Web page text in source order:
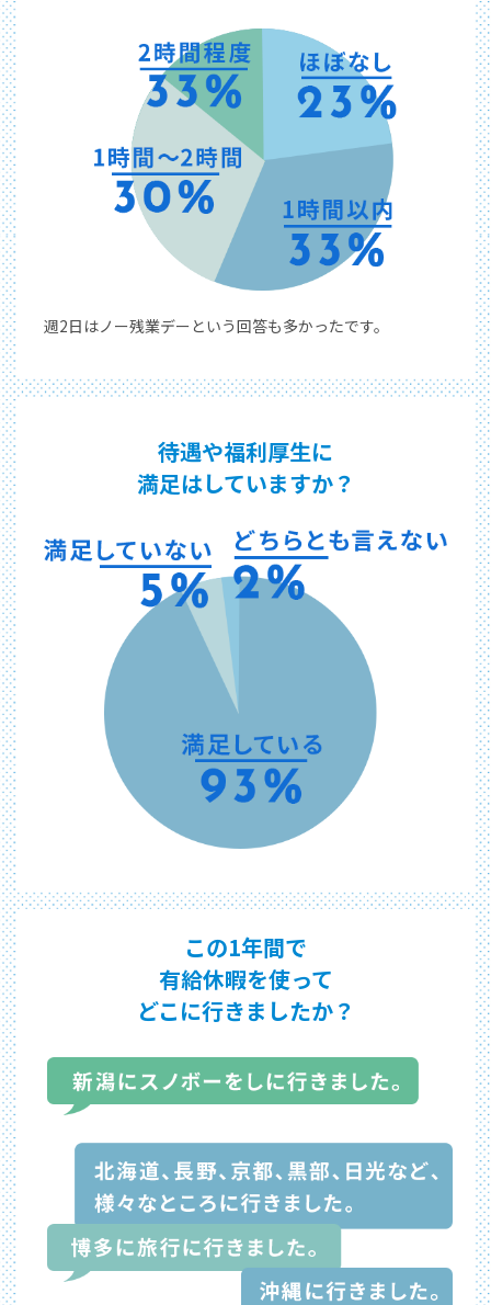
週2日はノー残業デーという回答も多かったです。
待遇や福利厚生に
満足はしていますか？
この1年間で
有給休暇を使って
どこに行きましたか？